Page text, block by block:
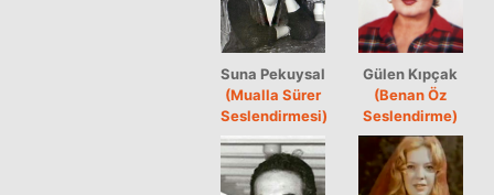
Suna Pekuysal
(Mualla Sürer
Seslendirmesi)
Gülen Kıpçak
(Benan Öz
Seslendirme)